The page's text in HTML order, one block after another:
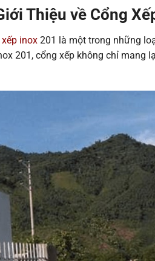
Thiệu về Cổng
xếp inox 201 là một trong những
201, cổng xếp không chỉ mang